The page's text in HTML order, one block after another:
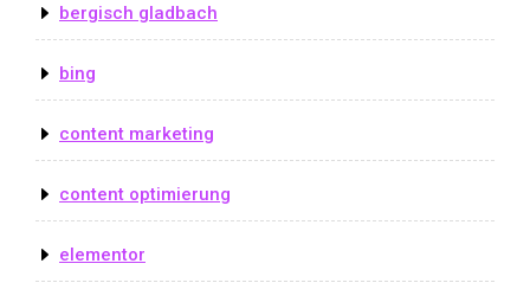
bergisch gladbach
bing
content marketing
content optimierung
elementor